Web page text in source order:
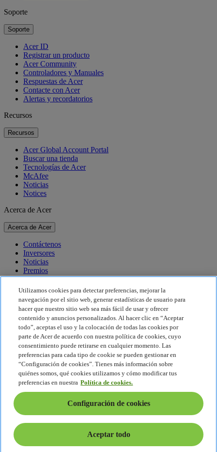
Soporte
Soporte
Acer ID
Registrar un producto
Acer Community
Controladores y Manuales
Respuestas de Acer
Contacte con Acer
Alertas y recordatorios
Recursos
Recursos
Acer Global Account Portal
Buscar una tienda
Tecnologías de Acer
McAfee
Noticias
Notices
Acerca de Acer
Acerca de Acer
Contáctenos
Inversores
Noticias
Premios
Eventos
Sostenibilidad
Sostenibilidad
Responsabilidad social corporativa
Huella de carbono de los productos
Project Humanity
Earthion
Política de privacidad
Política sobre cookies
Aviso legal
Información legal adicional
Política de accesibilidad
Configuración de cookies
España - Español
© 2026 Acer Inc.
Utilizamos cookies para detectar preferencias, mejorar la
navegación por el sitio web, generar estadísticas de usuario para
hacer que nuestro sitio web sea más fácil de usar y ofrecer
contenido y anuncios personalizados. Al hacer clic en “Aceptar
todo”, aceptas el uso y la colocación de todas las cookies por
parte de Acer de acuerdo con nuestra política de cookies, cuyo
consentimiento puede retirarse en cualquier momento. Las
preferencias para cada tipo de cookie se pueden gestionar en
“Configuración de cookies”. Tienes más información sobre
quiénes somos, qué cookies utilizamos y cómo modificar tus
preferencias en nuestra Política de cookies.
Configuración de cookies
Aceptar todo